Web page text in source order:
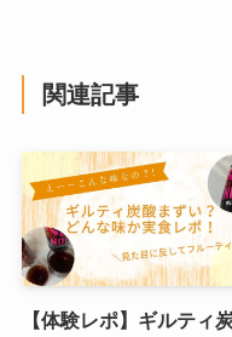
関連記事
【体験レポ】ギルティ